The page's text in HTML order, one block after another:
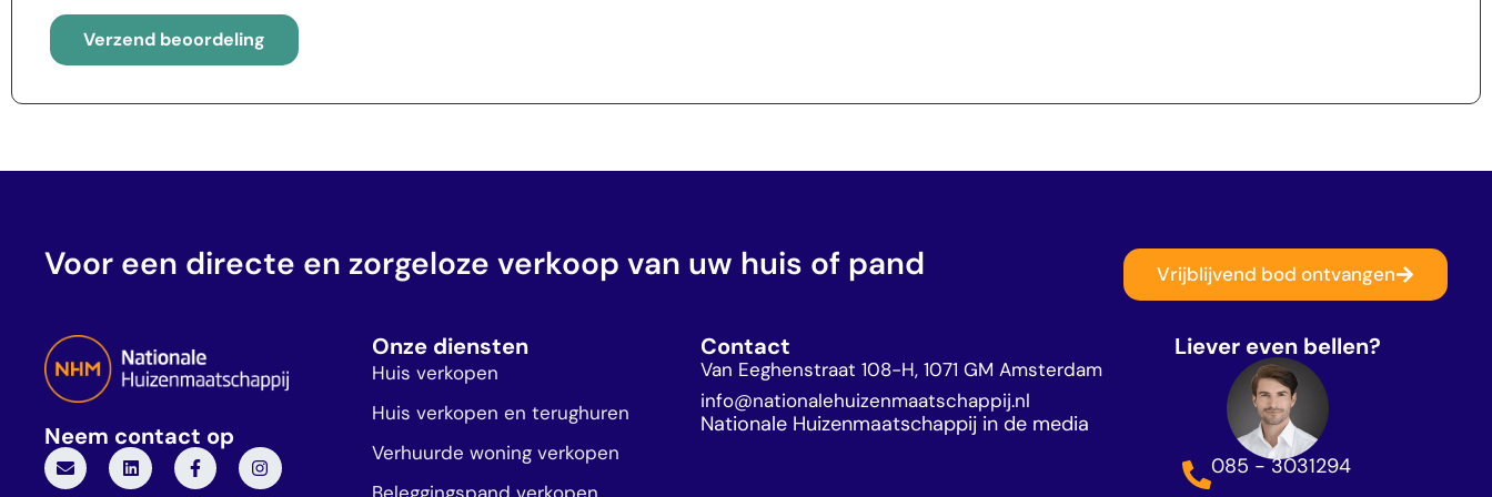
Verzend beoordeling
Voor een directe en zorgeloze verkoop van uw huis of pand Vrijblijvend bod ontvangen
Neem contact op
Onze diensten
Huis verkopen
Huis verkopen en terughuren
Verhuurde woning verkopen
Contact
Van Eeghenstraat 108-H, 1071 GM Amsterdam
info@nationalehuizenmaatschappij.nl
Nationale Huizenmaatschappij in de media
Liever even bellen?
085 - 3031294